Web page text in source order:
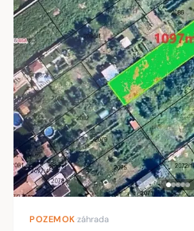
POZEMOK záhrada